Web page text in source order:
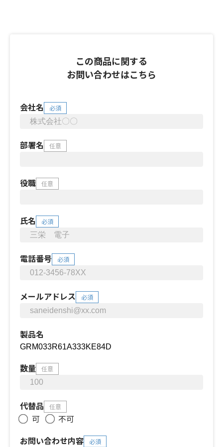
この商品に関する
お問い合わせはこちら
会社名 必須
部署名 任意
役職 任意
氏名 必須
電話番号 必須
メールアドレス 必須
製品名
数量 任意
代替品 任意
可
不可
お問い合わせ内容
必須